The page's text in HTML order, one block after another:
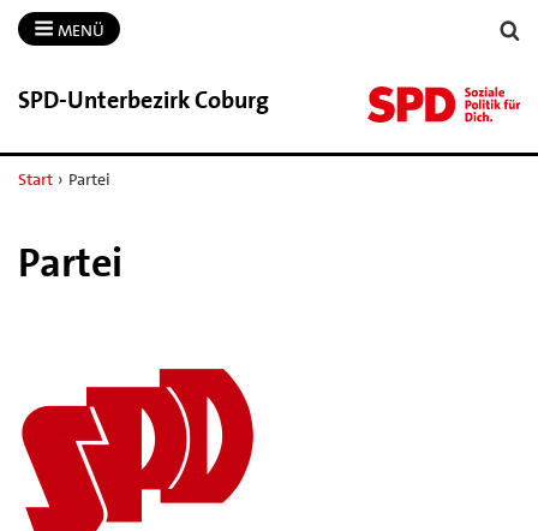
MENÜ
SPD-​Unterbezirk Coburg
Start › Partei
Partei